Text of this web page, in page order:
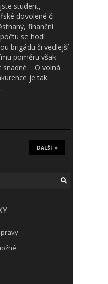
student,
dovolené či
finanční
se hodí
brigádu či vedlejší
poměru však
snadné. O volná
je tak
DALŠÍ